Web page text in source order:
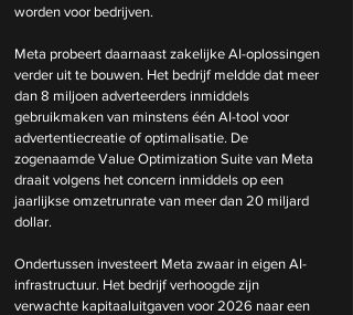
worden voor bedrijven.
Meta probeert daarnaast zakelijke AI-oplossingen
verder uit te bouwen. Het bedrijf meldde dat meer
dan 8 miljoen adverteerders inmiddels
gebruikmaken van minstens één AI-tool voor
advertentiecreatie of optimalisatie. De
zogenaamde Value Optimization Suite van Meta
draait volgens het concern inmiddels op een
jaarlijkse omzetrunrate van meer dan 20 miljard
dollar.
Ondertussen investeert Meta zwaar in eigen AI-
infrastructuur. Het bedrijf verhoogde zijn
verwachte kapitaaluitgaven voor 2026 naar een